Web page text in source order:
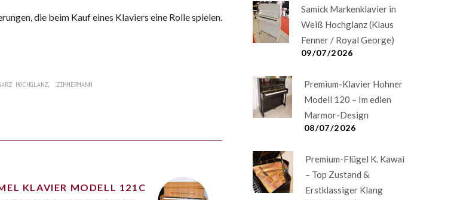
die beim Kauf eines Klaviers eine Rolle spielen.
HOCHGLANZ, ZIMMERMANN
KLAVIER MODELL 121C
Samick Markenklavier in
Weiß Hochglanz (Klaus
Fenner / Royal George)
09/07/2026
Premium-Klavier Hohner
Modell 120 – Im edlen
Marmor-Design
08/07/2026
Premium-Flügel K. Kawai
– Top Zustand &
Erstklassiger Klang